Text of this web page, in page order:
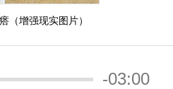
（增强现实图片）
-03:00